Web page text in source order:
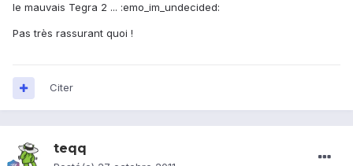
le mauvais Tegra 2 ... :emo_im_undecided:
Pas très rassurant quoi !
Citer
teqq